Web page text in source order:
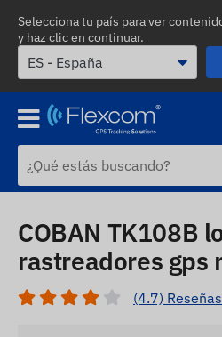
Selecciona tu país para ver
y haz clic en continuar.
COBAN TK108B
rastreadores gps
(4.7)